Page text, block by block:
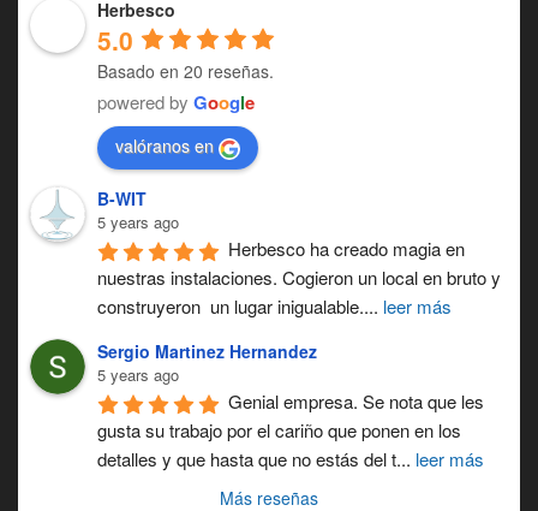
Herbesco
5.0
Basado en 20 reseñas.
powered by Google
valóranos en
B-WIT
5 years ago
Herbesco ha creado magia en
nuestras instalaciones. Cogieron un local en bruto y
construyeron  un lugar inigualable.... leer más
Sergio Martinez Hernandez
5 years ago
Genial empresa. Se nota que les
gusta su trabajo por el cariño que ponen en los
detalles y que hasta que no estás del t... leer más
Más reseñas